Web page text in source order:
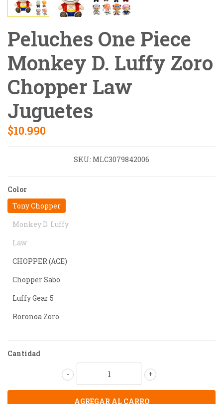
Peluches One Piece
Monkey D. Luffy Zoro
Chopper Law
Juguetes
$10.990
SKU: MLC3079842006
Color
Tony Chopper
Monkey D. Luffy
Law
CHOPPER (ACE)
Chopper Sabo
Luffy Gear 5
Roronoa Zoro
Cantidad
+
-